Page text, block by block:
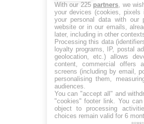
With our 225 partners , we
your devices (cookies,
your personal data with our
website or in our emails,
later, including in other
Processing this data
loyalty programs, IP, postal
geolocation, etc.) allows
content, commercial offers
screens (including by email,
personalising them,
audiences.
You can "accept all" and
"cookies" footer link . You
object to processing
choices remain valid for 6